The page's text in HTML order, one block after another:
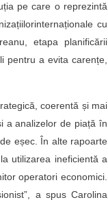
pe care o reprezintă
cu
etapa planificării
pentru a evita carențe,
coerentă și mai
a analizelor de piață în
eșec. În alte rapoarte
utilizarea ineficientă a
operatori economici.
a spus Carolina